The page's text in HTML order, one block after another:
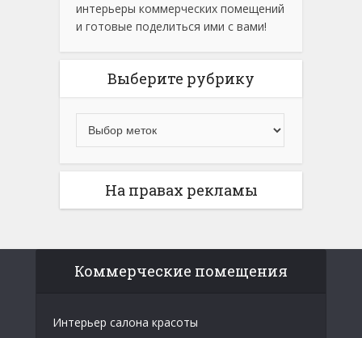
интерьеры коммерческих помещений
и готовые поделиться ими с вами!
Выберите рубрику
На правах рекламы
Коммерческие помещения
Интерьер салона красоты